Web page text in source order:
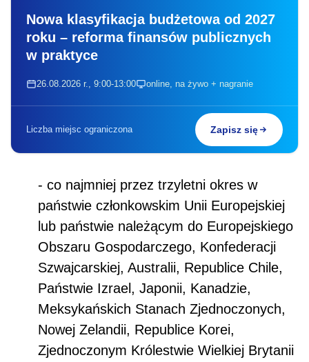
Nowa klasyfikacja budżetowa od 2027
roku – reforma finansów publicznych
w praktyce
26.08.2026 r., 9:00-13:00 online, na żywo + nagranie
Liczba miejsc ograniczona Zapisz się
- co najmniej przez trzyletni okres w
państwie członkowskim Unii Europejskiej
lub państwie należącym do Europejskiego
Obszaru Gospodarczego, Konfederacji
Szwajcarskiej, Australii, Republice Chile,
Państwie Izrael, Japonii, Kanadzie,
Meksykańskich Stanach Zjednoczonych,
Nowej Zelandii, Republice Korei,
Zjednoczonym Królestwie Wielkiej Brytanii